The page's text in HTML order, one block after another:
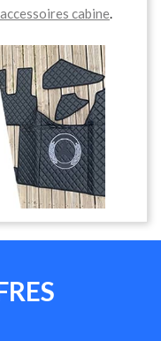
cabine.